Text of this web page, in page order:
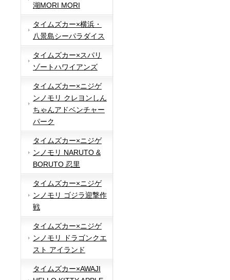
湖MORI MORI
タイムズカー×横浜・
八景島シーパラダイス
タイムズカー×スパリ
ゾートハワイアンズ
タイムズカー×ニジゲ
ンノモリ クレヨンしん
ちゃんアドベンチャー
パーク
タイムズカー×ニジゲ
ンノモリ NARUTO &
BORUTO 忍里
タイムズカー×ニジゲ
ンノモリ ゴジラ迎撃作
戦
タイムズカー×ニジゲ
ンノモリ ドラゴンクエ
スト アイランド
タイムズカー×AWAJI